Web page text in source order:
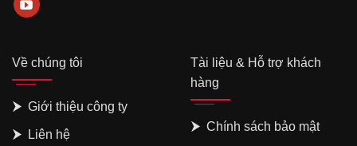
Về chúng tôi
Giới thiệu công ty
Liên hệ
Tài liệu & Hỗ trợ khách
hàng
Chính sách bảo mật